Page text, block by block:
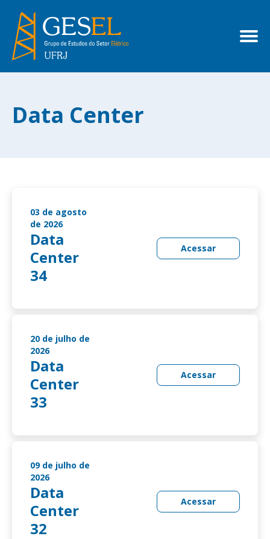
Data Center
03 de agosto
de 2026
Data
Center
34
Acessar
20 de julho de
2026
Data
Center
33
Acessar
09 de julho de
2026
Data
Center
32
Acessar